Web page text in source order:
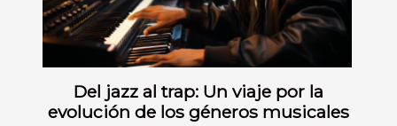
Del jazz al trap: Un viaje por la
evolución de los géneros musicales